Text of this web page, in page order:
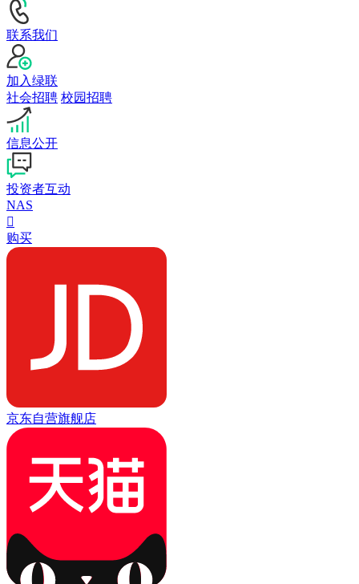
联系我们
加入绿联
社会招聘 校园招聘
信息公开
投资者互动
NAS

购买
京东自营旗舰店